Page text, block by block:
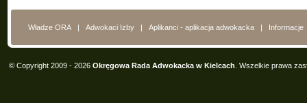
Władze ORA | Adwokaci Izby | Aplikanci - aplikacja adwokacka | Informacje
© Copyright 2009 - 2026 Okręgowa Rada Adwokacka w Kielcach . Wszelkie prawa